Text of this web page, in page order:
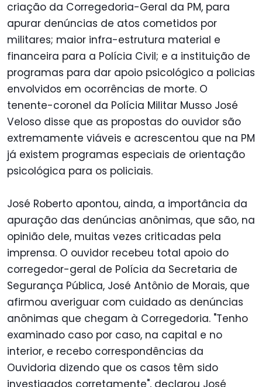
criação da Corregedoria-Geral da PM, para
apurar denúncias de atos cometidos por
militares; maior infra-estrutura material e
financeira para a Polícia Civil; e a instituição de
programas para dar apoio psicológico a policias
envolvidos em ocorrências de morte. O
tenente-coronel da Polícia Militar Musso José
Veloso disse que as propostas do ouvidor são
extremamente viáveis e acrescentou que na PM
já existem programas especiais de orientação
psicológica para os policiais.
José Roberto apontou, ainda, a importância da
apuração das denúncias anônimas, que são, na
opinião dele, muitas vezes criticadas pela
imprensa. O ouvidor recebeu total apoio do
corregedor-geral de Polícia da Secretaria de
Segurança Pública, José Antônio de Morais, que
afirmou averiguar com cuidado as denúncias
anônimas que chegam à Corregedoria. "Tenho
examinado caso por caso, na capital e no
interior, e recebo correspondências da
Ouvidoria dizendo que os casos têm sido